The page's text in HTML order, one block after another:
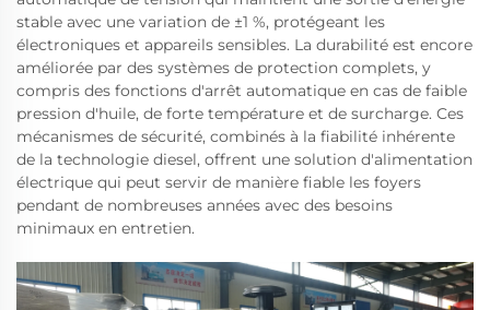
stable avec une variation de ±1 %, protégeant les
électroniques et appareils sensibles. La durabilité est encore
améliorée par des systèmes de protection complets, y
compris des fonctions d'arrêt automatique en cas de faible
pression d'huile, de forte température et de surcharge. Ces
mécanismes de sécurité, combinés à la fiabilité inhérente
de la technologie diesel, offrent une solution d'alimentation
électrique qui peut servir de manière fiable les foyers
pendant de nombreuses années avec des besoins
minimaux en entretien.